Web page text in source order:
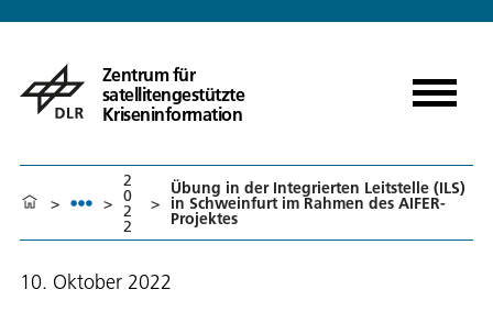
Zentrum für
satellitengestützte
Kriseninformation
> >
2
0
2
2
>
Übung in der Integrierten Leitstelle (ILS)
in Schweinfurt im Rahmen des AIFER-
Projektes
10. Oktober 2022